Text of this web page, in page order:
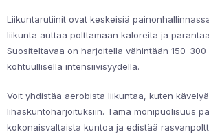
Liikuntarutiinit ovat keskeisiä
liikunta auttaa polttamaan kaloreita ja
Suositeltavaa on harjoitella vähintään 150-
kohtuullisella intensiivisyydellä.
Voit yhdistää aerobista liikuntaa, kuten
lihaskuntoharjoituksiin. Tämä monipuolisuus
kokonaisvaltaista kuntoa ja edistää